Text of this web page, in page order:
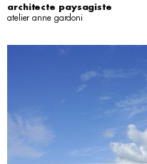
architecte paysagiste
atelier anne gardoni